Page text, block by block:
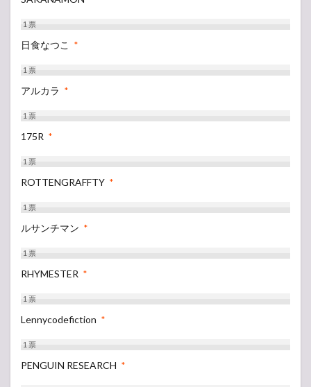
1票
日食なつこ *
1票
アルカラ *
1票
175R *
1票
ROTTENGRAFFTY *
1票
ルサンチマン *
1票
RHYMESTER *
1票
Lennycodefiction *
1票
PENGUIN RESEARCH *